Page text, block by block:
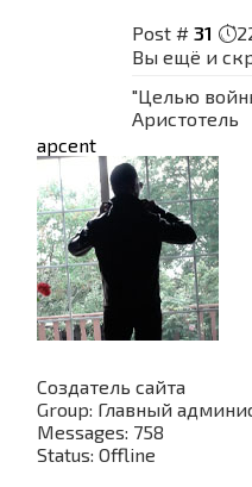
Post # 31
Вы ещё и
"Целью
Аристотель
apcent
Создатель сайта
Group: Главный
Messages: 758
Status: Offline